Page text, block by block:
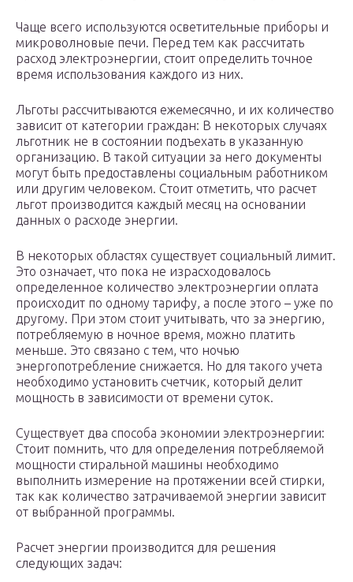
Чаще всего используются осветительные приборы и
микроволновые печи. Перед тем как рассчитать
расход электроэнергии, стоит определить точное
время использования каждого из них.
Льготы рассчитываются ежемесячно, и их количество
зависит от категории граждан: В некоторых случаях
льготник не в состоянии подъехать в указанную
организацию. В такой ситуации за него документы
могут быть предоставлены социальным работником
или другим человеком. Стоит отметить, что расчет
льгот производится каждый месяц на основании
данных о расходе энергии.
В некоторых областях существует социальный лимит.
Это означает, что пока не израсходовалось
определенное количество электроэнергии оплата
происходит по одному тарифу, а после этого – уже по
другому. При этом стоит учитывать, что за энергию,
потребляемую в ночное время, можно платить
меньше. Это связано с тем, что ночью
энергопотребление снижается. Но для такого учета
необходимо установить счетчик, который делит
мощность в зависимости от времени суток.
Существует два способа экономии электроэнергии:
Стоит помнить, что для определения потребляемой
мощности стиральной машины необходимо
выполнить измерение на протяжении всей стирки,
так как количество затрачиваемой энергии зависит
от выбранной программы.
Расчет энергии производится для решения
следующих задач: